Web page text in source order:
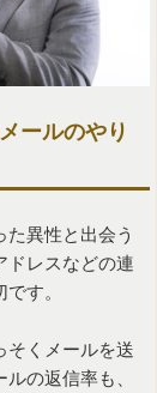
ールのやり
た異性と出会う
ドレスなどの連
す。
そくメールを送
の返信率も、